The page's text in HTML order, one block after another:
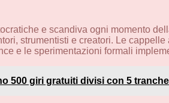
e scandiva ogni momento
strumentisti e creatori. Le
e le sperimentazioni formali
500 giri gratuiti divisi con 5 tranche